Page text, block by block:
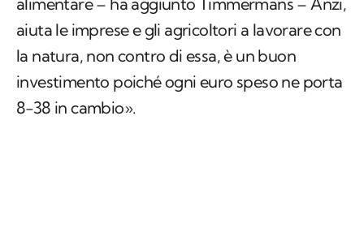
aiuta le imprese e gli agricoltori a lavorare con
la natura, non contro di essa, è un buon
investimento poiché ogni euro speso ne porta
8-38 in cambio».